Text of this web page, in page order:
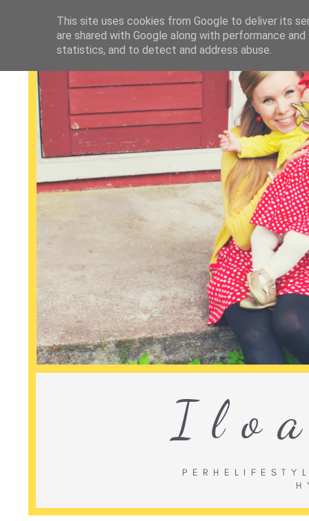
This site uses cookies from Google to deliver its
are shared with Google along with performance
statistics, and to detect and address abuse.